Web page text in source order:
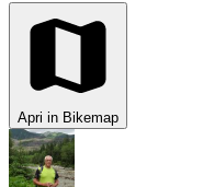
Apri in Bikemap